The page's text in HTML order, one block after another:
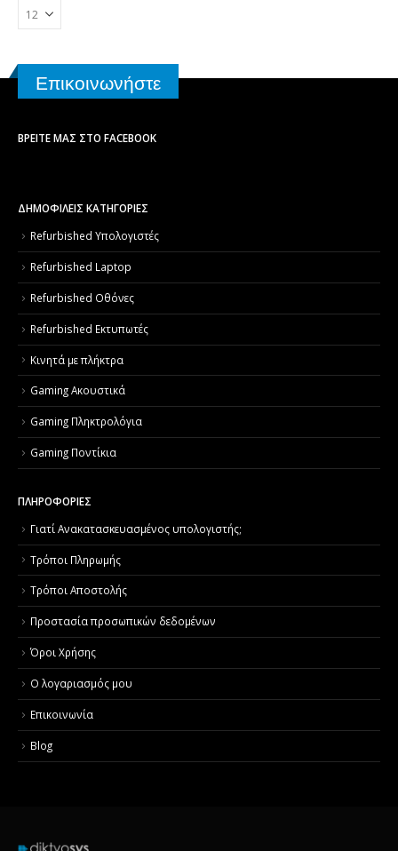
Επικοινωνήστε
ΒΡΕΊΤΕ ΜΑΣ ΣΤΟ FACEBOOK
ΔΗΜΟΦΙΛΕΙΣ ΚΑΤΗΓΟΡΙΕΣ
Refurbished Υπολογιστές
Refurbished Laptop
Refurbished Οθόνες
Refurbished Εκτυπωτές
Κινητά με πλήκτρα
Gaming Ακουστικά
Gaming Πληκτρολόγια
Gaming Ποντίκια
ΠΛΗΡΟΦΟΡΙΕΣ
Γιατί Aνακατασκευασμένος υπολογιστής;
Τρόποι Πληρωμής
Τρόποι Αποστολής
Προστασία προσωπικών δεδομένων
Όροι Χρήσης
Ο λογαριασμός μου
Επικοινωνία
Blog